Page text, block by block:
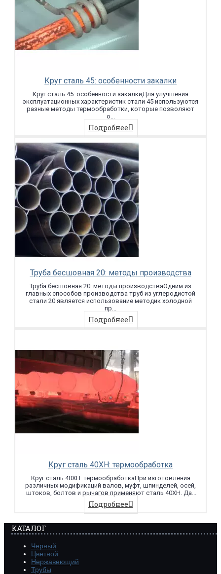
Круг сталь 45: особенности закалки
Круг сталь 45: особенности закалкиДля улучшения
эксплуатационных характеристик стали 45 используются
разные методы термообработки, которые позволяют
о...
Подробнее
Труба бесшовная 20: методы производства
Труба бесшовная 20: методы производстваОдним из
главных способов производства труб из углеродистой
стали 20 является использование методик холодной
пр...
Подробнее
Круг сталь 40ХН: термообработка
Круг сталь 40ХН: термообработкаПри изготовления
различных модификаций валов, муфт, шпинделей, осей,
штоков, болтов и рычагов применяют сталь 40ХН. Да...
Подробнее
КАТАЛОГ
Черный
Цветной
Нержавеющий
Трубы